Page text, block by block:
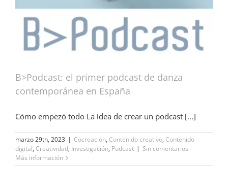
B>Podcast: el primer podcast de danza
contemporánea en España
Cómo empezó todo La idea de crear un podcast [...]
marzo 29th, 2023 | Cocreación, Contenido creativo, Contenido
digital, Creatividad, Investigación, Podcast | Sin comentarios
Más información